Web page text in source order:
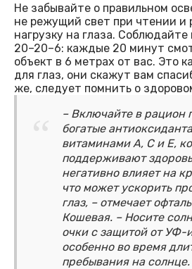
Не забывайте о правильном
не режущий свет при чтении и
нагрузку на глаза. Соблюдайте
20–20–6: каждые 20 минут
объект в 6 метрах от вас. Это
для глаз, они скажут вам
же, следует помнить о
– Включайте в рацион
богатые
витаминами A, C и E,
поддерживают
негативно влияет на
что может ускорить
глаз, – отмечает
Кошевая. – Носите
очки с защитой от УФ-
особенно во время
пребывания на солнце.